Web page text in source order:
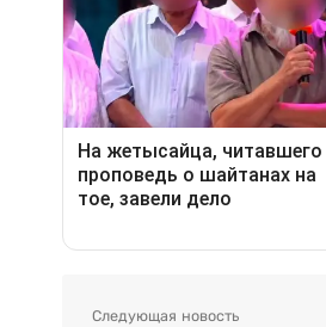
Следующая новость